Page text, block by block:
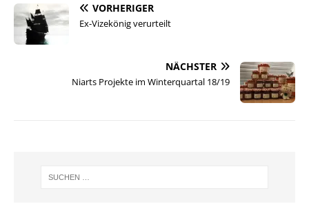
VORHERIGER
Ex-Vizekönig verurteilt
NÄCHSTER
Niarts Projekte im Winterquartal 18/19